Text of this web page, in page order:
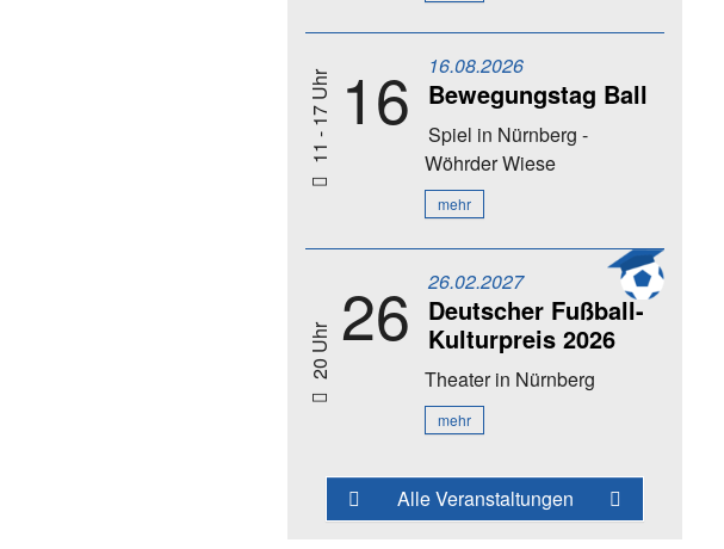
11 - 17 Uhr 16 16.08.2026
Bewegungstag Ball
Spiel in Nürnberg -
Wöhrder Wiese
mehr
20 Uhr 26 26.02.2027
Deutscher Fußball-
Kulturpreis 2026
Theaterin Nürnberg
mehr
Alle Veranstaltungen